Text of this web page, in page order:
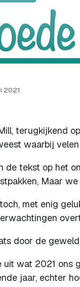
2021
terugkijkend
waarbij
de tekst op het
Maar
met enig
door de
uit wat 2021 ons
jaar, echter